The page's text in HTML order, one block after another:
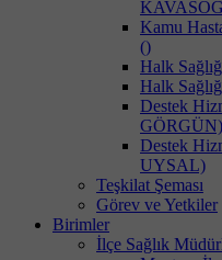
Kamu
()
Halk
Halk
Destek
GÖRGÜN)
Destek
UYSAL)
Teşkilat Şeması
Görev ve Yetkiler
Birimler
İlçe Sağlık